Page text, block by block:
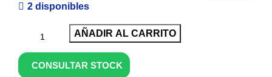
2 disponibles
AÑADIR AL CARRITO
CONSULTAR STOCK